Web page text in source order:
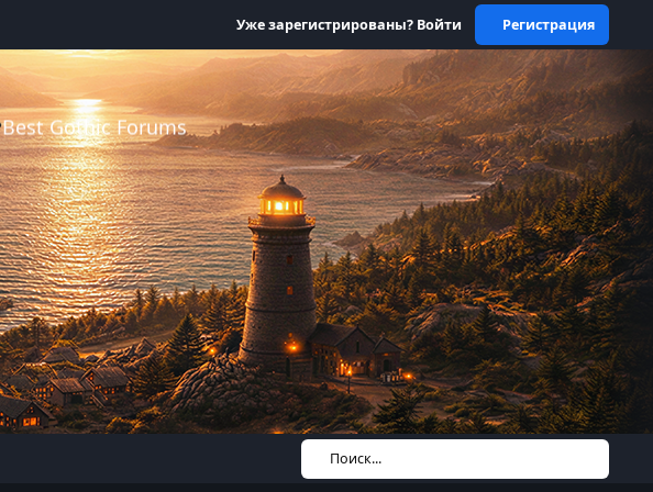
Уже зарегистрированы? Войти Регистрация
Best Gothic Forums
Поиск...